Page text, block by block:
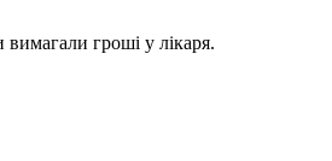
гроші у лікаря.